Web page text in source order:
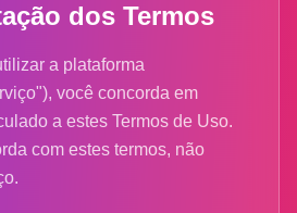
dos Termos
a plataforma
você concorda em
a estes Termos de Uso.
com estes termos, não